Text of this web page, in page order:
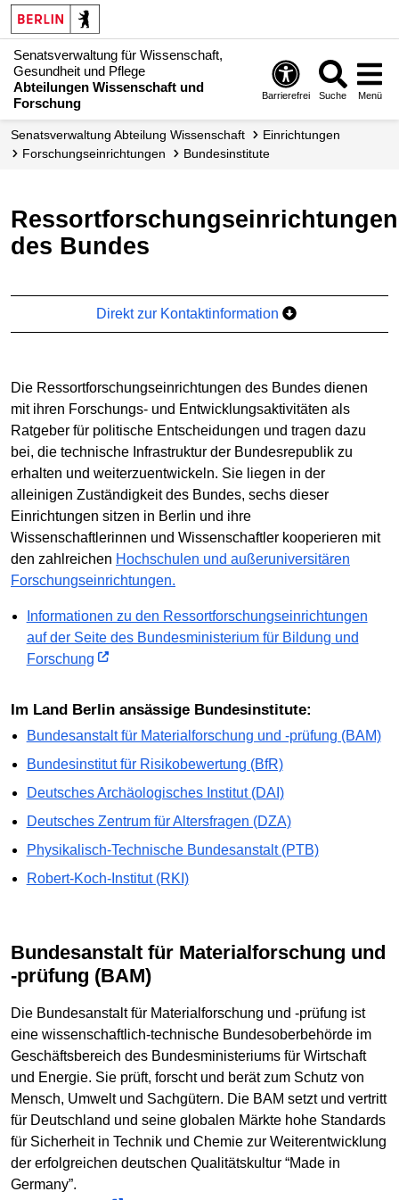
Senatsverwaltung für Wissenschaft,
Gesundheit und Pflege
Abteilungen Wissenschaft und
Forschung
Barrierefrei Suche Menü
Senats­verwaltung Abteilung Wissenschaft
Einrichtungen
Forschungs­einrichtungen
Bundesinstitute
Ressortforschungseinrichtungen
des Bundes
Direkt zur Kontaktinformation
Die Ressortforschungseinrichtungen des Bundes dienen
mit ihren Forschungs- und Entwicklungsaktivitäten als
Ratgeber für politische Entscheidungen und tragen dazu
bei, die technische Infrastruktur der Bundesrepublik zu
erhalten und weiterzuentwickeln. Sie liegen in der
alleinigen Zuständigkeit des Bundes, sechs dieser
Einrichtungen sitzen in Berlin und ihre
Wissenschaftlerinnen und Wissenschaftler kooperieren mit
den zahlreichen Hochschulen und außeruniversitären
Forschungseinrichtungen.
Informationen zu den Ressortforschungseinrichtungen
auf der Seite des Bundesministerium für Bildung und
Forschung
Im Land Berlin ansässige Bundesinstitute:
Bundesanstalt für Materialforschung und -prüfung (BAM)
Bundesinstitut für Risikobewertung (BfR)
Deutsches Archäologisches Institut (DAI)
Deutsches Zentrum für Altersfragen (DZA)
Physikalisch-Technische Bundesanstalt (PTB)
Robert-Koch-Institut (RKI)
Bundesanstalt für Materialforschung und
-prüfung (BAM)
Die Bundesanstalt für Materialforschung und -prüfung ist
eine wissenschaftlich-technische Bundesoberbehörde im
Geschäftsbereich des Bundesministeriums für Wirtschaft
und Energie. Sie prüft, forscht und berät zum Schutz von
Mensch, Umwelt und Sachgütern. Die BAM setzt und vertritt
für Deutschland und seine globalen Märkte hohe Standards
für Sicherheit in Technik und Chemie zur Weiterentwicklung
der erfolgreichen deutschen Qualitätskultur “Made in
Germany”.